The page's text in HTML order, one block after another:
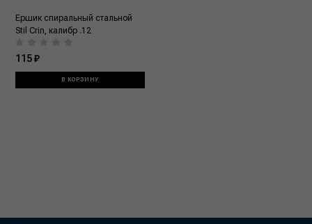
Ершик спиральный стальной
Stil Crin, калибр .12
115 ₽
В КОРЗИНУ